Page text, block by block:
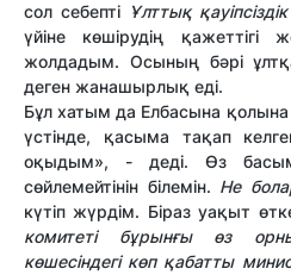
сол себепті Ұлттық
үйіне көшірудің
жолдадым. Осының бәрі
деген жанашырлық еді.
Бұл хатым да Елбасына қолына
үстінде, қасыма тақап
оқыдым», - деді. Өз басым
сөйлемейтінін білемін. Не
күтіп жүрдім. Біраз уақыт
комитеті
бұрынғы өз
көшесіндегі көп қабатты